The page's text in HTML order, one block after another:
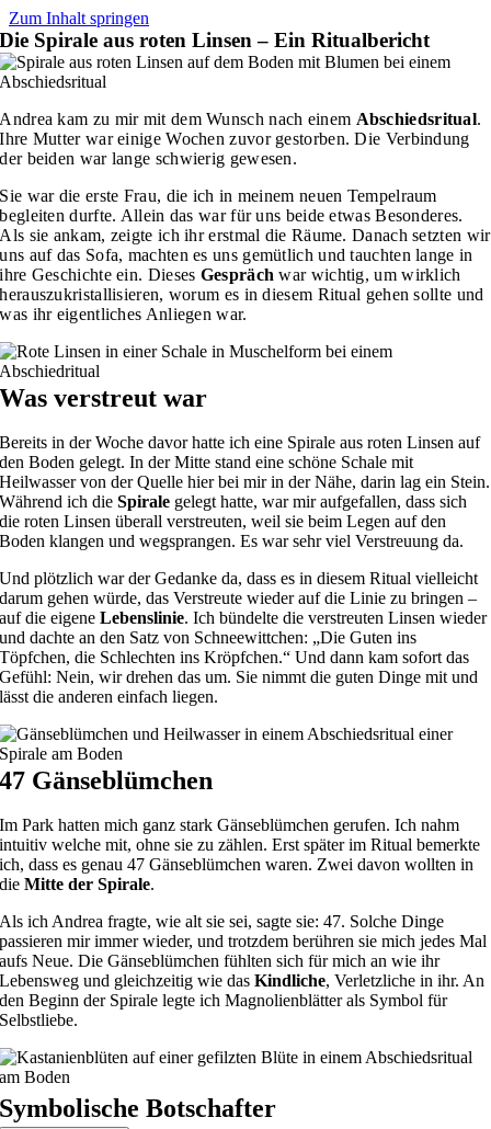
Zum Inhalt springen
Die Spirale aus roten Linsen – Ein Ritualbericht
Andrea kam zu mir mit dem Wunsch nach einem Abschiedsritual.
Ihre Mutter war einige Wochen zuvor gestorben. Die Verbindung
der beiden war lange schwierig gewesen.
Sie war die erste Frau, die ich in meinem neuen Tempelraum
begleiten durfte. Allein das war für uns beide etwas Besonderes.
Als sie ankam, zeigte ich ihr erstmal die Räume. Danach setzten wir
uns auf das Sofa, machten es uns gemütlich und tauchten lange in
ihre Geschichte ein. Dieses Gespräch war wichtig, um wirklich
herauszukristallisieren, worum es in diesem Ritual gehen sollte und
was ihr eigentliches Anliegen war.
Was verstreut war
Bereits in der Woche davor hatte ich eine Spirale aus roten Linsen auf
den Boden gelegt. In der Mitte stand eine schöne Schale mit
Heilwasser von der Quelle hier bei mir in der Nähe, darin lag ein Stein.
Während ich dieSpirale gelegt hatte, war mir aufgefallen, dass sich
die roten Linsen überall verstreuten, weil sie beim Legen auf den
Boden klangen und wegsprangen. Es war sehr viel Verstreuung da.
Und plötzlich war der Gedanke da, dass es in diesem Ritual vielleicht
darum gehen würde, das Verstreute wieder auf die Linie zu bringen –
auf die eigeneLebenslinie. Ich bündelte die verstreuten Linsen wieder
und dachte an den Satz von Schneewittchen: „Die Guten ins
Töpfchen, die Schlechten ins Kröpfchen.“ Und dann kam sofort das
Gefühl: Nein, wir drehen das um. Sie nimmt die guten Dinge mit und
lässt die anderen einfach liegen.
47 Gänseblümchen
Im Park hatten mich ganz stark Gänseblümchen gerufen. Ich nahm
intuitiv welche mit, ohne sie zu zählen. Erst später im Ritual bemerkte
ich, dass es genau 47 Gänseblümchen waren. Zwei davon wollten in
dieMitte der Spirale.
Als ich Andrea fragte, wie alt sie sei, sagte sie: 47. Solche Dinge
passieren mir immer wieder, und trotzdem berühren sie mich jedes Mal
aufs Neue. Die Gänseblümchen fühlten sich für mich an wie ihr
Lebensweg und gleichzeitig wie dasKindliche, Verletzliche in ihr. An
den Beginn der Spirale legte ich Magnolienblätter als Symbol für
Selbstliebe.
Symbolische Botschafter